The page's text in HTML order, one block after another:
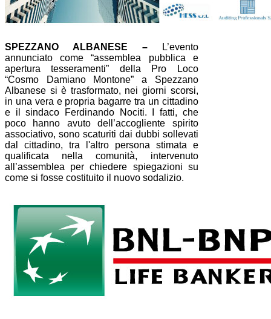
SPEZZANO ALBANESE –L’evento
annunciato come “assemblea pubblica e
apertura tesseramenti” della Pro Loco
“Cosmo Damiano Montone” a Spezzano
Albanese si è trasformato, nei giorni scorsi,
in una vera e propria bagarre tra un cittadino
e il sindaco Ferdinando Nociti. I fatti, che
poco hanno avuto dell’accogliente spirito
associativo, sono scaturiti dai dubbi sollevati
dal cittadino, tra l'altro persona stimata e
qualificata nella comunità, intervenuto
all’assemblea per chiedere spiegazioni su
come si fosse costituito il nuovo sodalizio.